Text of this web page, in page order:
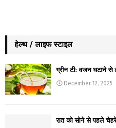
हेल्थ / लाइफ स्टाइल
ग्रीन टी: वजन घटाने
December 12, 2025
रात को सोने से पहले